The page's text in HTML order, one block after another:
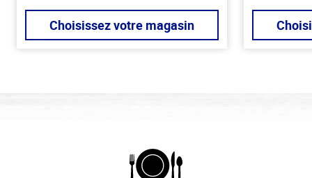
Choisissez votre magasin